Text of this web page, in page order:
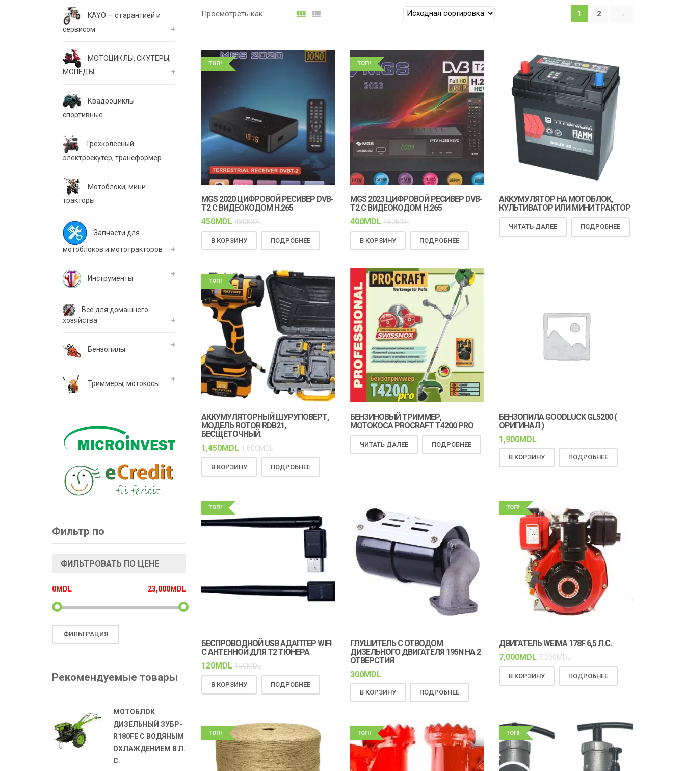
Просмотреть как: 1 2 →
ТОП!
MGS 2020 ЦИФРОВОЙ РЕСИВЕР DVB-
T2 С ВИДЕОКОДОМ H.265
450MDL 480MDL
В КОРЗИНУ ПОДРОБНЕЕ
ТОП!
MGS 2023 ЦИФРОВОЙ РЕСИВЕР DVB-
T2 С ВИДЕОКОДОМ H.265
400MDL 430MDL
В КОРЗИНУ ПОДРОБНЕЕ
АККУМУЛЯТОР НА МОТОБЛОК,
КУЛЬТИВАТОР ИЛИ МИНИ ТРАКТОР
ЧИТАТЬ ДАЛЕЕ ПОДРОБНЕЕ
ТОП!
АККУМУЛЯТОРНЫЙ ШУРУПОВЕРТ,
МОДЕЛЬ ROTOR RDB21,
БЕСЩЕТОЧНЫЙ.
1,450MDL 1,600MDL
В КОРЗИНУ ПОДРОБНЕЕ
БЕНЗИНОВЫЙ ТРИММЕР,
МОТОКОСА PROCRAFT T4200 PRO
ЧИТАТЬ ДАЛЕЕ ПОДРОБНЕЕ
БЕНЗОПИЛА GOODLUCK GL5200 (
ОРИГИНАЛ )
1,900MDL
В КОРЗИНУ ПОДРОБНЕЕ
ТОП!
БЕСПРОВОДНОЙ USB АДАПТЕР WIFI
C АНТЕННОЙ ДЛЯ Т2 ТЮНЕРА
120MDL 150MDL
В КОРЗИНУ ПОДРОБНЕЕ
ГЛУШИТЕЛЬ С ОТВОДОМ
ДИЗЕЛЬНОГО ДВИГАТЕЛЯ 195N НА 2
ОТВЕРСТИЯ
300MDL
В КОРЗИНУ ПОДРОБНЕЕ
ТОП!
ДВИГАТЕЛЬ WEIMA 178F 6,5 Л.С.
7,000MDL 7,200MDL
В КОРЗИНУ ПОДРОБНЕЕ
ТОП! ТОП! ТОП!
KAYO — с гарантией и
сервисом
МОТОЦИКЛЫ, СКУТЕРЫ,
МОПЕДЫ
Квадроциклы
спортивные
Трехколесный
электроскутер, трансформер
Мотоблоки, мини
тракторы
Запчасти для
мотоблоков и мототракторов
Инструменты
Все для домашнего
хозяйства
Бензопилы
Триммеры, мотокосы
Фильтр по
ФИЛЬТРОВАТЬ ПО ЦЕНЕ
Минимальная
Максимальная
ФИЛЬТРАЦИЯ
0MDL 23,000MDL
Рекомендуемые товары
МОТОБЛОК
ДИЗЕЛЬНЫЙ ЗУБР-
R180FE С ВОДЯНЫМ
ОХЛАЖДЕНИЕМ 8 Л.
С.